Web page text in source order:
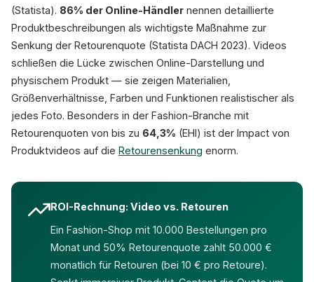
(Statista). 86% der Online-Händler nennen detaillierte
Produktbeschreibungen als wichtigste Maßnahme zur
Senkung der Retourenquote (Statista DACH 2023). Videos
schließen die Lücke zwischen Online-Darstellung und
physischem Produkt — sie zeigen Materialien,
Größenverhältnisse, Farben und Funktionen realistischer als
jedes Foto. Besonders in der Fashion-Branche mit
Retourenquoten von bis zu 64,3% (EHI) ist der Impact von
Produktvideos auf die Retourensenkung enorm.
ROI-Rechnung: Video vs. Retouren
Ein Fashion-Shop mit 10.000 Bestellungen pro
Monat und 50% Retourenquote zahlt 50.000 €
monatlich für Retouren (bei 10 € pro Retoure).